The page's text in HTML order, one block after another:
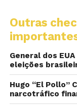
Outras
General dos
eleições
Hugo “El Pollo”
narcotráfico